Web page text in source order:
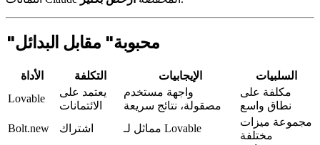
"محبوبة" مقابل البدائل
الأداة التكلفة الإيجابيات
السلبيات
Lovable
يعتمد على
الائتمانات
واجهة مستخدم
مصقولة، نتائج سريعة
مكلفة على
نطاق واسع
Bolt.new
اشتراك مماثل لـ Lovable
مجموعة ميزات
مختلفة